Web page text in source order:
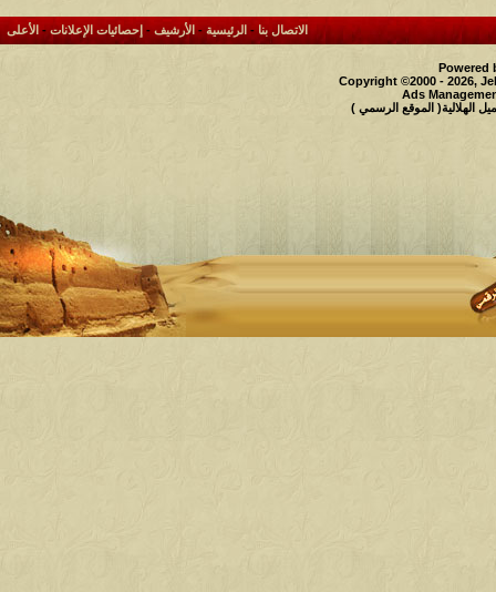
الاتصال بنا- الرئيسية-الأرشيف- إحصائيات الإعلانات- الأعلى
Powered
Copyright ©2000 - 2026,
Ads
الهلالية( الموقع الرسمي )